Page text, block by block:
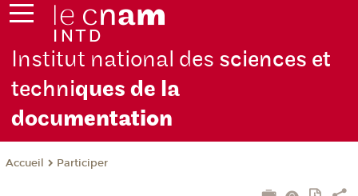
Institut national des sciences et
techniques de la
documentation
Accueil Participer